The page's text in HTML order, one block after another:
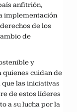
anfitrión,
implementación
de los
de
y
quienes cuidan de
las iniciativas
de estos líderes
a su lucha por la